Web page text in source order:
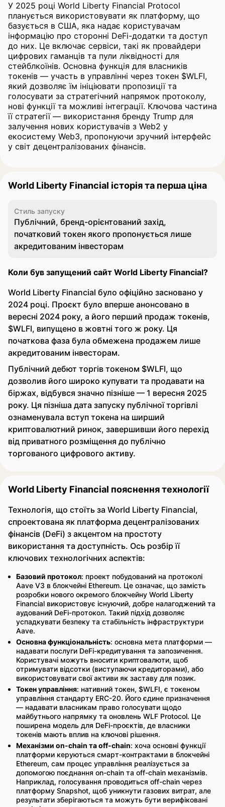
У 2025 році World Liberty Financial Protocol
планується використовувати як платформу, що
базується в США, яка надає користувачам
інформацію про сторонні DeFi-додатки та доступ
до них. Це включає сервіси, такі як провайдери
цифрових гаманців та пули ліквідності для
стейблкоїнів. Основна функція для власників
токенів — участь в управлінні через токен $WLFI,
який дозволяє їм ініціювати пропозиції та
голосувати за стратегічний напрямок протоколу,
нові функції та можливі інтеграції. Ключова частина
її стратегії — використання бренду Trump для
залучення нових користувачів з Web2 у
екосистему Web3, пропонуючи зручний інтерфейс
у світ децентралізованих фінансів.
World Liberty Financial історія та перша ціна
Стиль запуску
Публічний, бренд-орієнтований захід,
початковий токен якого пропонується лише
акредитованим інвесторам
Коли був запущений сайт World Liberty Financial?
World Liberty Financial було офіційно засновано у
2024 році. Проєкт було вперше анонсовано в
вересні 2024 року, а його перший продаж токенів,
$WLFI, випущено в жовтні того ж року. Ця
початкова фаза була обмежена продажем лише
акредитованим інвесторам.
Публічний дебют торгів токеном $WLFI, що
дозволив його широко купувати та продавати на
біржах, відбувся значно пізніше — 1 вересня 2025
року. Ця пізніша дата запуску публічної торгівлі
ознаменувала вступ токена на ширший
криптовалютний ринок, завершивши його перехід
від приватного розміщення до публічно
торгованого цифрового активу.
World Liberty Financial пояснення технології
Технологія, що стоїть за World Liberty Financial,
спроектована як платформа децентралізованих
фінансів (DeFi) з акцентом на простоту
використання та доступність. Ось розбір її
ключових технологічних аспектів:
Базовий протокол: проект побудований на протоколі
Aave V3 в блокчейні Ethereum. Це означає, що замість
розробки нового окремого блокчейну World Liberty
Financial використовує існуючий, добре налагоджений та
аудований DeFi-протокол. Такий підхід дозволяє
успадкувати безпеку та стабільність інфраструктури
Aave.
Основна функціональність: основна мета платформи —
надавати послуги DeFi-кредитування та запозичення.
Користувачі можуть вносити криптовалюти, щоб
отримувати відсотки (виступаючи кредиторами), або
використовувати свої активи як заставу для позик.
Токен управління: нативний токен, $WLFI, є токеном
управління стандарту ERC-20. Його єдине призначення
— надавати власникам право голосувати щодо
майбутнього напрямку та оновлень WLF Protocol. Це
поширена модель для DeFi-проєктів, де власники
токенів мають вплив на ключові рішення.
Механізми on-chain та off-chain: хоча основні функції
платформи керуються смарт-контрактами в блокчейні
Ethereum, сам процес управління реалізується за
допомогою поєднання on-chain та off-chain механізмів.
Наприклад, голосування проводиться off-chain через
платформу Snapshot, щоб уникнути газових витрат, але
результати зберігаються та можуть бути верифіковані